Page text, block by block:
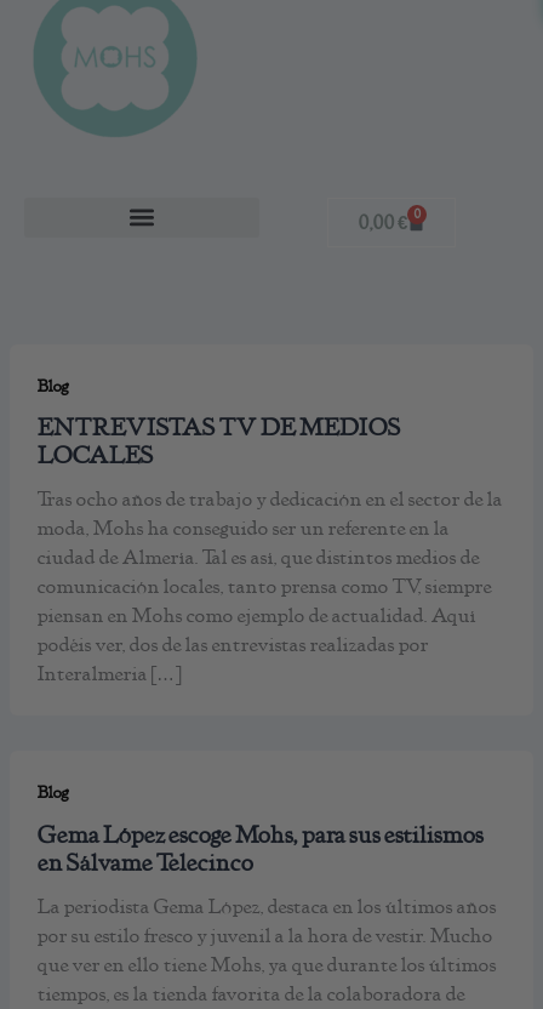
0,00€ 0
Cart
Blog
ENTREVISTAS TV DE MEDIOS
LOCALES
Tras ocho años de trabajo y dedicación en el sector de la
moda, Mohs ha conseguido ser un referente en la
ciudad de Almería. Tal es así, que distintos medios de
comunicación locales, tanto prensa como TV, siempre
piensan en Mohs como ejemplo de actualidad. Aquí
podéis ver, dos de las entrevistas realizadas por
Interalmeria […]
Blog
Gema López escoge Mohs, para sus estilismos
en Sálvame Telecinco
La periodista Gema López, destaca en los últimos años
por su estilo fresco y juvenil a la hora de vestir. Mucho
que ver en ello tiene Mohs, ya que durante los últimos
tiempos, es la tienda favorita de la colaboradora de